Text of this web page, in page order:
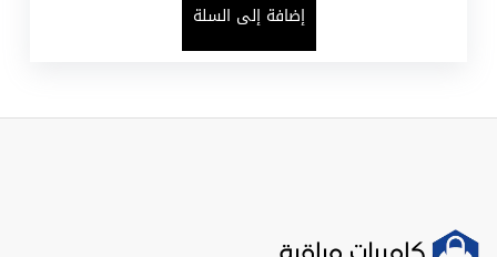
إضافة إلى السلة